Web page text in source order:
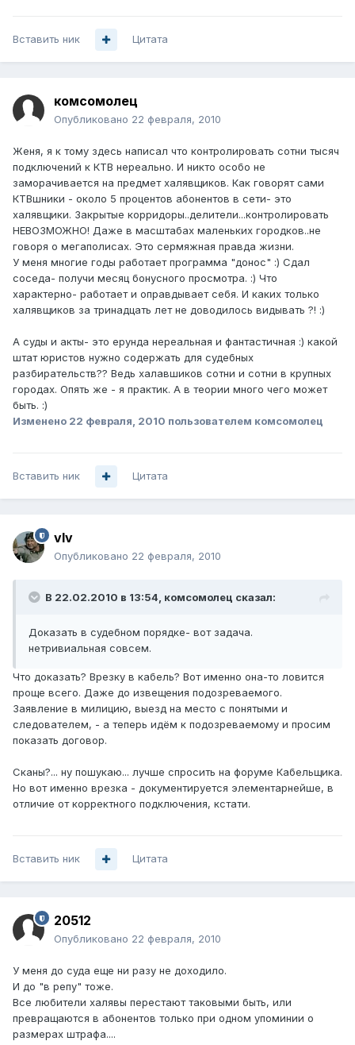
Вставить ник Цитата
комсомолец
Опубликовано 22 февраля, 2010
Женя, я к тому здесь написал что контролировать сотни тысяч
подключений к КТВ нереально. И никто особо не
заморачивается на предмет халявщиков. Как говорят сами
КТВшники - около 5 процентов абонентов в сети- это
халявщики. Закрытые корридоры..делители...контролировать
НЕВОЗМОЖНО! Даже в масштабах маленьких городков..не
говоря о мегаполисах. Это сермяжная правда жизни.
У меня многие годы работает программа "донос" :) Сдал
соседа- получи месяц бонусного просмотра. :) Что
характерно- работает и оправдывает себя. И каких только
халявщиков за тринадцать лет не доводилось видывать ?! :)
А суды и акты- это ерунда нереальная и фантастичная :) какой
штат юристов нужно содержать для судебных
разбирательств?? Ведь халавшиков сотни и сотни в крупных
городах. Опять же - я практик. А в теории много чего может
быть. :)
Изменено 22 февраля, 2010 пользователем комсомолец
Вставить ник Цитата
vIv
Опубликовано 22 февраля, 2010
В 22.02.2010 в 13:54, комсомолец сказал:
Доказать в судебном порядке- вот задача.
нетривиальная совсем.
Что доказать? Врезку в кабель? Вот именно она-то ловится
проще всего. Даже до извещения подозреваемого.
Заявление в милицию, выезд на место с понятыми и
следователем, - а теперь идём к подозреваемому и просим
показать договор.
Сканы?... ну пошукаю... лучше спросить на форуме Кабельщика.
Но вот именно врезка - документируется элементарнейше, в
отличие от корректного подключения, кстати.
Вставить ник Цитата
20512
Опубликовано 22 февраля, 2010
У меня до суда еще ни разу не доходило.
И до "в репу" тоже.
Все любители халявы перестают таковыми быть, или
превращаются в абонентов только при одном упоминии о
размерах штрафа....